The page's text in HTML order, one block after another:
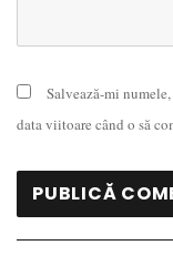
Salvează-mi
data viitoare când o să